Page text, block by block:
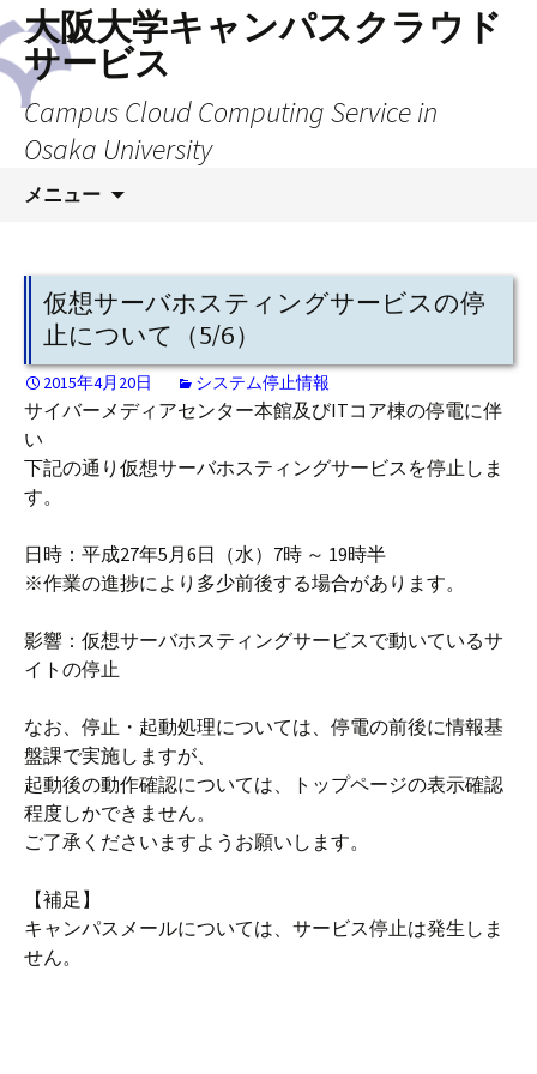
大阪大学キャンパスクラウド
サービス
Campus Cloud Computing Service in
Osaka University
メニュー
ツ
へ
キ
ッ
仮想サーバホスティングサービスの停
止について（5/6）
2015年4月20日 システム停止情報
サイバーメディアセンター本館及びITコア棟の停電に伴
い
下記の通り仮想サーバホスティングサービスを停止しま
す。
日時：平成27年5月6日（水）7時 ～ 19時半
※作業の進捗により多少前後する場合があります。
影響：仮想サーバホスティングサービスで動いているサ
イトの停止
なお、停止・起動処理については、停電の前後に情報基
盤課で実施しますが、
起動後の動作確認については、トップページの表示確認
程度しかできません。
ご了承くださいますようお願いします。
【補足】
キャンパスメールについては、サービス停止は発生しま
せん。